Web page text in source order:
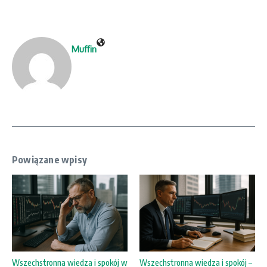
Muffin
Powiązane wpisy
Wszechstronna wiedza i spokój w Wszechstronna wiedza i spokój –